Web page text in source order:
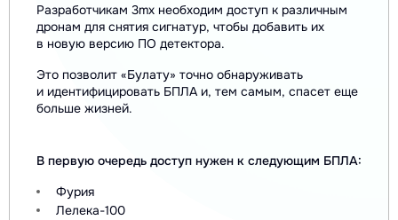
Разработчикам 3mx необходим доступ к различным
дронам для снятия сигнатур, чтобы добавить их
в новую версию ПО детектора.
Это позволит «Булату» точно обнаруживать
и идентифицировать БПЛА и, тем самым, спасет еще
больше жизней.
В первую очередь доступ нужен к следующим БПЛА:
Фурия
Лелека-100